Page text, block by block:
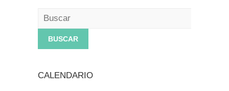
Buscar
CALENDARIO